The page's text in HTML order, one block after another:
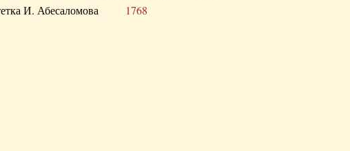
тетка И. Абесаломова 1768